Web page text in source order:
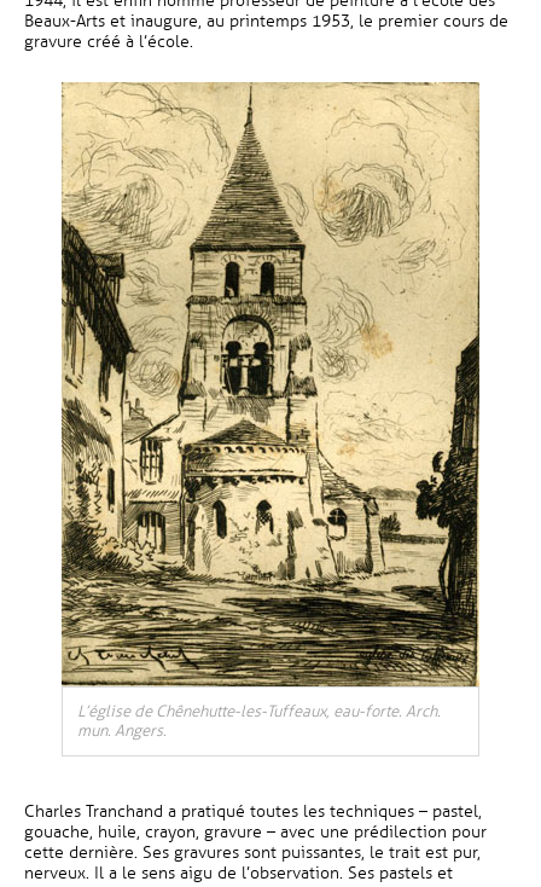
Beaux-Arts et inaugure, au printemps 1953, le premier cours de
gravure créé à l’école.
L’église de Chênehutte-les-Tuffeaux, eau-forte. Arch.
mun. Angers.
Charles Tranchand a pratiqué toutes les techniques – pastel,
gouache, huile, crayon, gravure – avec une prédilection pour
cette dernière. Ses gravures sont puissantes, le trait est pur,
nerveux. Il a le sens aigu de l’observation. Ses pastels et